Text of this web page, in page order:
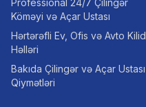
Professional 24/7 Çilingər
Köməyi və Açar Ustası
Hərtərəfli Ev, Ofis və Avto Kilid
Həlləri
Bakıda Çilingər və Açar Ustası
Qiymətləri